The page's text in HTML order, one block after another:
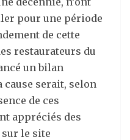
pour une période
de cette
restaurateurs du
un bilan
serait, selon
de ces
appréciés des
le site